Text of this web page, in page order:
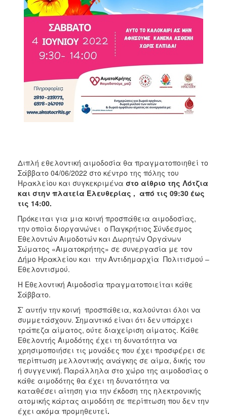
ΠΟΛΙΤΙΣΜΟΣ
ΑΝΘΕΚΤΙΚΗ
Διπλή εθελοντική αιμοδοσία θα πραγματοποιηθεί το
Σάββατο 04/06/2022 στο κέντρο της πόλης του
Ηρακλείου και συγκεκριμένα στο αίθριο της Λότζια
και στην πλατεία Ελευθερίας , από τις 09:30 έως
τις 14:00.
Πρόκειται για μια κοινή προσπάθεια αιμοδοσίας,
την οποία διοργανώνει ο Παγκρήτιος Σύνδεσμος
Εθελοντών Αιμοδοτών και Δωρητών Οργάνων
Σώματος «Αιματοκρήτης» σε συνεργασία με τον
Δήμο Ηρακλείου και την Αντιδημαρχία Πολιτισμού –
Εθελοντισμού.
Η Εθελοντική Αιμοδοσία πραγματοποιείται κάθε
Σάββατο.
Σ’ αυτήν την κοινή προσπάθεια, καλούνται όλοι να
συμμετάσχουν. Σημαντικό είναι ότι δεν υπάρχει
τράπεζα αίματος, ούτε διαχείριση αίματος. Κάθε
Εθελοντής Αιμοδότης έχει τη δυνατότητα να
χρησιμοποιήσει τις μονάδες που έχει προσφέρει σε
περίπτωση μελλοντικής ανάγκης σε αίμα, δικής του
ή συγγενική. Παράλληλα στο χώρο της αιμοδοσίας ο
κάθε αιμοδότης θα έχει τη δυνατότητα να
καταθέσει αίτηση για την έκδοση της ηλεκτρονικής
ατομικής κάρτας αιμοδότη σε περίπτωση που δεν την
έχει ακόμα προμηθευτεί.